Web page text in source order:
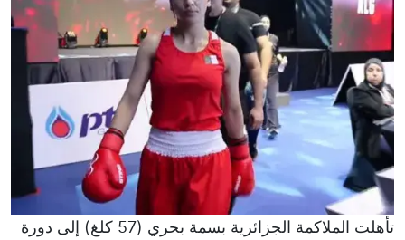
تأهلت الملاكمة الجزائرية بسمة بحري (57 كلغ) إلى دورة